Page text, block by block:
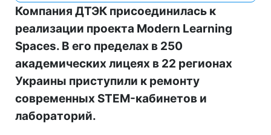
Компания ДТЭК присоединилась к
реализации проекта Modern Learning
Spaces. В его пределах в 250
академических лицеях в 22 регионах
Украины приступили к ремонту
современных STEM-кабинетов и
лабораторий.